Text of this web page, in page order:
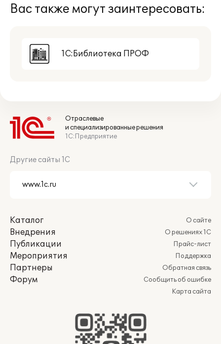
Вас также могут заинтересовать:
1С:Библиотека ПРОФ
Отраслевые
и специализированные решения
1С:Предприятие
Другие сайты 1С
Каталог
Внедрения
Публикации
Мероприятия
Партнеры
Форум
О сайте
О решениях 1С
Прайс-лист
Поддержка
Обратная связь
Сообщить об ошибке
Карта сайта